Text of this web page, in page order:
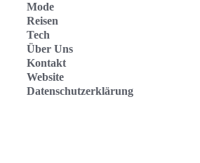
Mode
Reisen
Tech
Über Uns
Kontakt
Website
Datenschutzerklärung